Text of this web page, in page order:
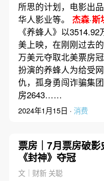
所思的计划，电影出
华人影业等。 杰森·斯
《养蜂人》以
美上映，在刚刚过去
万美元夺取北美票房
扮演的养蜂人为给受
仇，孤身勇闯诈骗集
房2643……
2024年1月15日 · 消费
票房｜7月票房破影
《封神》夺冠
文｜财新 关聪